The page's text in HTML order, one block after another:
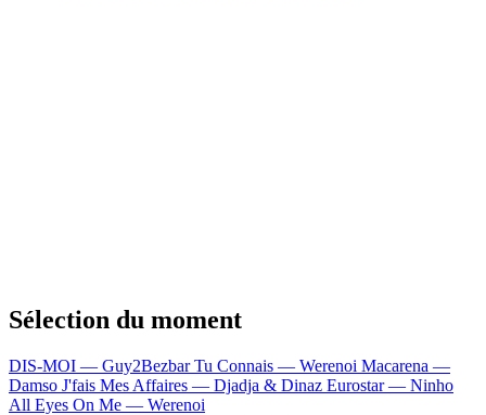
Sélection du moment
DIS-MOI — Guy2BezbarTu Connais — Werenoi Macarena —
Damso J'fais Mes Affaires — Djadja & Dinaz Eurostar — Ninho
All Eyes On Me — Werenoi